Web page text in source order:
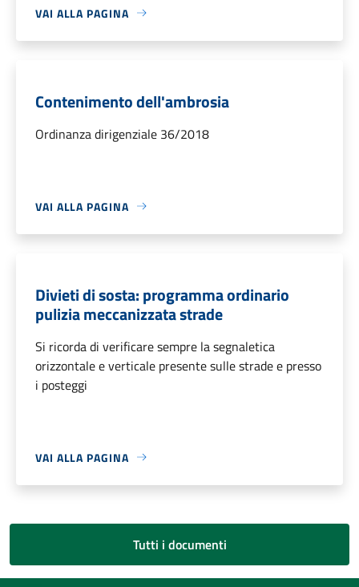
VAI ALLA PAGINA
Contenimento dell'ambrosia
Ordinanza dirigenziale 36/2018
VAI ALLA PAGINA
Divieti di sosta: programma ordinario
pulizia meccanizzata strade
Si ricorda di verificare sempre la segnaletica
orizzontale e verticale presente sulle strade e presso
i posteggi
VAI ALLA PAGINA
Tutti i documenti